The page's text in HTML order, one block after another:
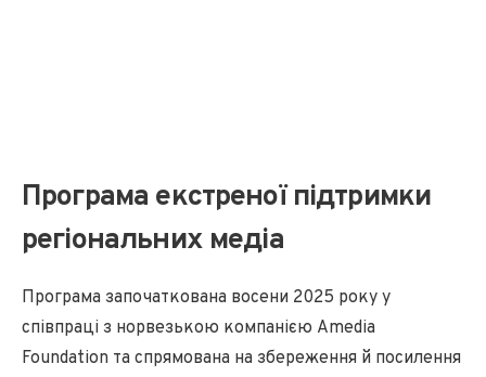
Програма екстреної підтримки
регіональних медіа
Програма започаткована восени 2025 року у
співпраці з норвезькою компанією Amedia
Foundation та спрямована на збереження й посилення